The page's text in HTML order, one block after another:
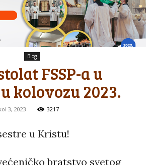
Blog
FSSP-a u
kolovozu 2023.
3, 2023 3217
u Kristu!
bratstvo svetog